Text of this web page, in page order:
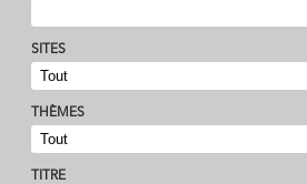
SITES
THÈMES
TITRE